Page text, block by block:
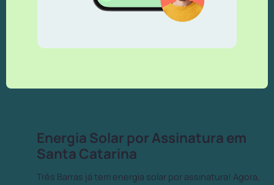
Energia Solar por Assinatura em
Santa Catarina
Três Barras já tem energia solar por assinatura! Agora,